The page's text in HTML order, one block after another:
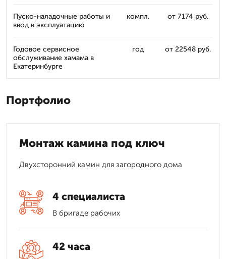
Пуско-наладочные работы и
ввод в эксплуатацию
компл. от 7174 руб.
Годовое сервисное
обслуживание хамама в
Екатеринбурге
год от 22548 руб.
Портфолио
Монтаж камина под ключ
Двухсторонний камин для загородного дома
4 специалиста
В бригаде рабочих
42 часа